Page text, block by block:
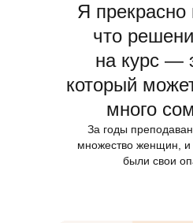
Я
что
на курс —
который
много
За годы
множество женщин, и
были свои